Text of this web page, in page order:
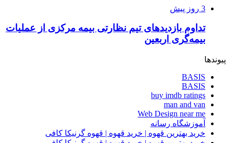
3 روز پیش
تداوم بازدیدهای تیم نظارتی بیمه مرکزی از عملیات
بیمه‌گری اربعین
پیوندها
BASIS
BASIS
buy imdb ratings
man and van
Web Design near me
آموزشگاه رسانه
خرید بهترین قهوه | خرید قهوه | قهوه گرنیکا کافی